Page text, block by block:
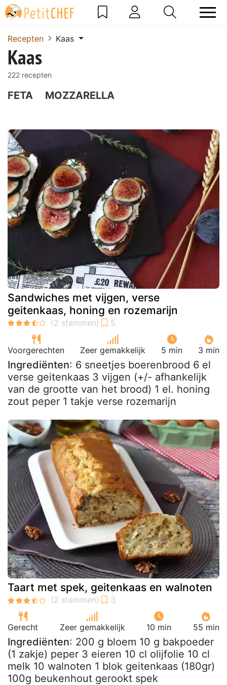
Recepten Kaas
Kaas
222 recepten
FETA MOZZARELLA
Sandwiches met vijgen, verse
geitenkaas, honing en rozemarijn
Voorgerechten Zeer gemakkelijk 5 min 3 min
Ingrediënten: 6 sneetjes boerenbrood 6 el
verse geitenkaas 3 vijgen (+/- afhankelijk
van de grootte van het brood) 1 el. honing
zout peper 1 takje verse rozemarijn
Taart met spek, geitenkaas en walnoten
Gerecht Zeer gemakkelijk 10 min 55 min
Ingrediënten: 200 g bloem 10 g bakpoeder
(1 zakje) peper 3 eieren 10 cl olijfolie 10 cl
melk 10 walnoten 1 blok geitenkaas (180gr)
100g beukenhout gerookt spek